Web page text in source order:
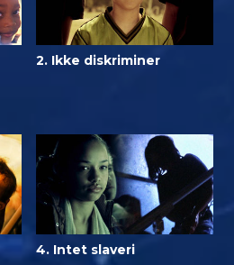
2. Ikke diskriminer
4. Intet slaveri